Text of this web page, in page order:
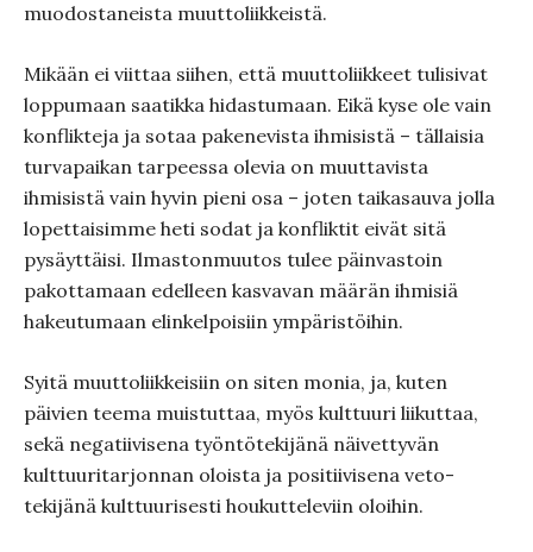
muodostaneista muuttoliikkeistä.
Mikään ei viittaa siihen, että muuttoliikkeet tulisivat
loppumaan saatikka hidastumaan. Eikä kyse ole vain
konflikteja ja sotaa pakenevista ihmisistä – tällaisia
turvapaikan tarpeessa olevia on muuttavista
ihmisistä vain hyvin pieni osa – joten taikasauva jolla
lopettaisimme heti sodat ja konfliktit eivät sitä
pysäyttäisi. Ilmastonmuutos tulee päinvastoin
pakottamaan edelleen kasvavan määrän ihmisiä
hakeutumaan elinkelpoisiin ympäristöihin.
Syitä muuttoliikkeisiin on siten monia, ja, kuten
päivien teema muistuttaa, myös kulttuuri liikuttaa,
sekä negatiivisena työntötekijänä näivettyvän
kulttuuritarjonnan oloista ja positiivisena veto-
tekijänä kulttuurisesti houkutteleviin oloihin.